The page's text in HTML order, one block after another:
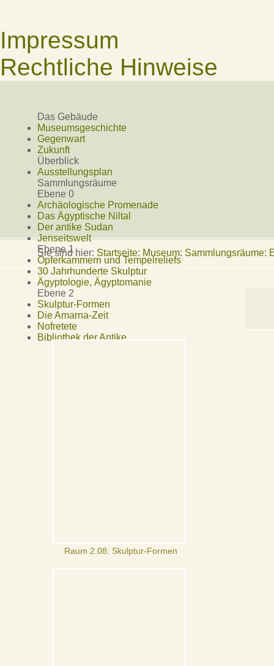
Impressum
Rechtliche Hinweise
Das Gebäude
Museumsgeschichte
Gegenwart
Zukunft
Überblick
Ausstellungsplan
Sammlungsräume
Ebene 0
Archäologische Promenade
Das Ägyptische Niltal
Der antike Sudan
Jenseitswelt
Ebene 1
Opferkammern und Tempelreliefs
30 Jahrhunderte Skulptur
Ägyptologie, Ägyptomanie
Ebene 2
Skulptur-Formen
Die Amarna-Zeit
Nofretete
Bibliothek der Antike
Sie sind hier: Startseite: Museum: Sammlungsräume:
Raum 2.08: Skulptur-Formen